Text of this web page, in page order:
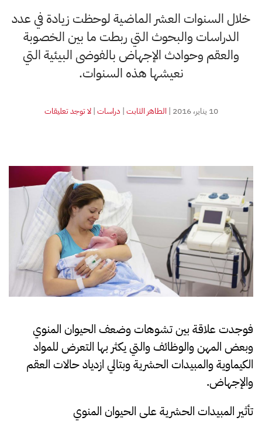
خلال السنوات العشر الماضية لوحظت زيادة في عدد
الدراسات والبحوث التي ربطت ما بين الخصوبة
والعقم وحوادث الإجهاض بالفوضى البيئية التي
نعيشها هذه السنوات.
10 يناير، 2016 | الطاهر الثابت| دراسات|لا توجد تعليقاتعلى
والتشوهات
التعرض
للمواد
الكيماوية
فوجدت علاقة بين تشوهات وضعف الحيوان المنوي
وبعض المهن والوظائف والتي يكثر بها التعرض للمواد
الكيماوية والمبيدات الحشرية وبتالي ازدياد حالات العقم
والإجهاض.
تأثير المبيدات الحشرية على الحيوان المنوي